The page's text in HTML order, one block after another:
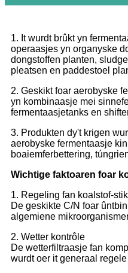
1. It wurdt brûkt yn
operaasjes yn organyske
dongstoffen planten,
pleatsen en paddestoel
2. Geskikt foar aerobyske
yn kombinaasje mei
fermentaasjetanks en
3. Produkten dy't krigen
aerobyske fermentaasje
boaiemferbettering,
Wichtige faktoaren foar
1. Regeling fan koalstof-
De geskikte C/N foar
algemiene
2. Wetter kontrôle
De wetterfiltraasje fan
wurdt oer it generaal